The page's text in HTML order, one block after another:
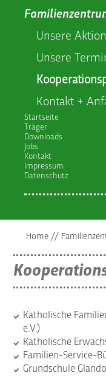
Unsere
Unsere
Kontakt +
Startseite
Träger
Downloads
Jobs
Kontakt
Impressum
Datenschutz
Home//
Katholische
e.V.)
Katholische
Familien-Service-
Grundschule